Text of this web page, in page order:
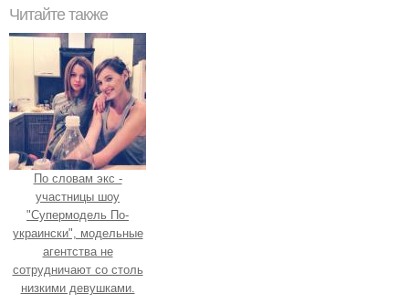
Читайте также
По словам экс -
участницы шоу
"Супермодель По-
украински", модельные
агентства не
сотрудничают со столь
низкими девушками.